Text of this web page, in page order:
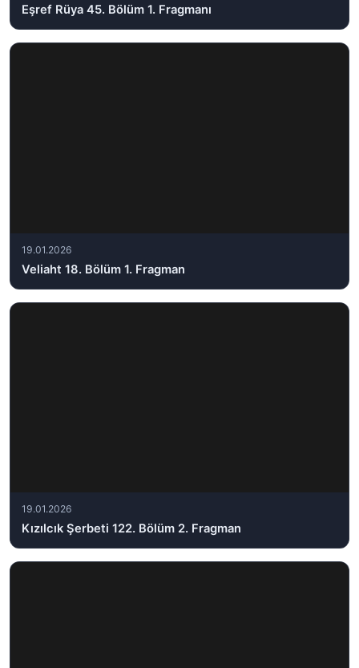
Eşref Rüya 45. Bölüm 1. Fragmanı
19.01.2026
Veliaht 18. Bölüm 1. Fragman
19.01.2026
Kızılcık Şerbeti 122. Bölüm 2. Fragman